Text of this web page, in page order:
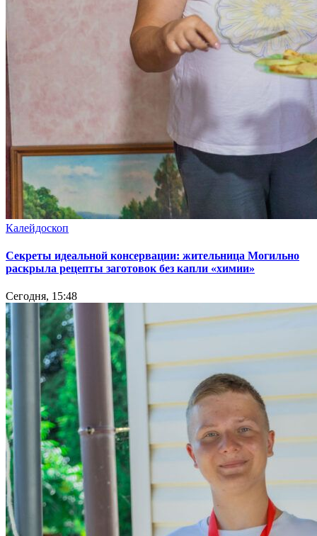
Калейдоскоп
Секреты идеальной консервации: жительница Могильно
раскрыла рецепты заготовок без капли «химии»
Сегодня, 15:48